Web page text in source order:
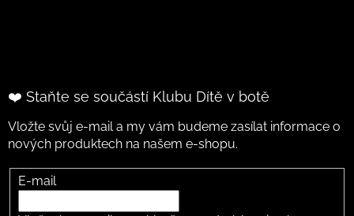
❤️ Staňte se součástí Klubu Dítě v botě
Vložte svůj e-mail a my vám budeme zasílat informace o
nových produktech na našem e-shopu.
E-mail